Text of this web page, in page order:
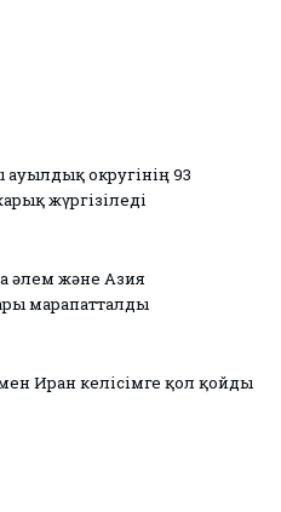
ауылдық округінің 93
жүргізіледі
әлем және Азия
марапатталды
Иран келісімге қол қойды